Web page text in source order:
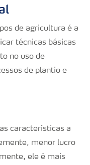
de agricultura é a
técnicas básicas
no uso de
de plantio e
características a
menor lucro
ele é mais